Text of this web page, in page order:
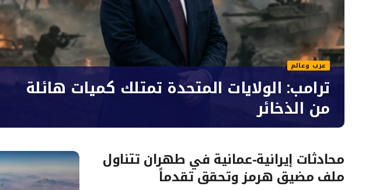
عرب وعالم
ترامب: الولايات المتحدة تمتلك كميات هائلة
من الذخائر
محادثات إيرانية-عمانية في طهران تتناول
ملف مضيق هرمز وتحقق تقدماً